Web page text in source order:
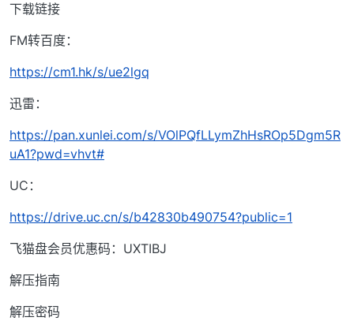
下载链接
FM转百度：
https://cm1.hk/s/ue2lgq
迅雷：
https://pan.xunlei.com/s/VOlPQfLLymZhHsROp5Dgm5R
uA1?pwd=vhvt#
UC：
https://drive.uc.cn/s/b42830b490754?public=1
飞猫盘会员优惠码：UXTIBJ
解压指南
解压密码